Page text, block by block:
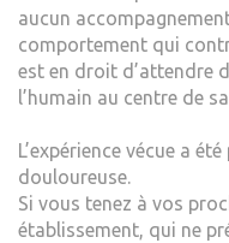
aucun
comportement qui
est en droit d’attendre
l’humain au centre de
L’expérience vécue a
douloureuse.
Si vous tenez à vos
établissement, qui ne